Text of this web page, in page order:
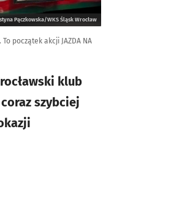
Pączkowska/WKS Śląsk Wrocław
początek akcji JAZDA NA
klub
szybciej